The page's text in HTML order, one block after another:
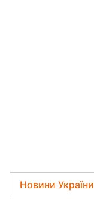
Новини України